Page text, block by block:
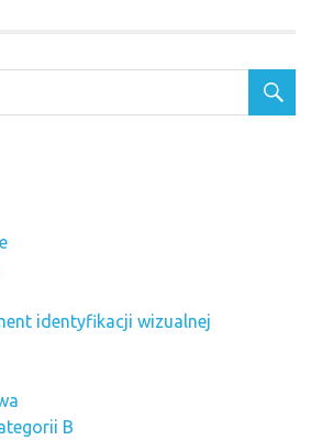
identyfikacji wizualnej
B